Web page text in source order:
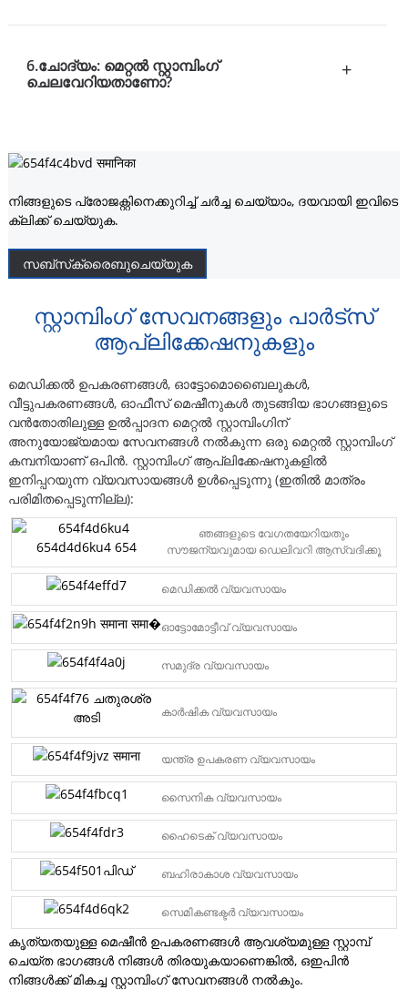
6.ചോദ്യം: മെറ്റൽ സ്റ്റാമ്പിംഗ്
ചെലവേറിയതാണോ?
+
നിങ്ങളുടെ പ്രോജക്റ്റിനെക്കുറിച്ച് ചർച്ച ചെയ്യാം, ദയവായി ഇവിടെ
ക്ലിക്ക് ചെയ്യുക.
സബ്‌സ്‌ക്രൈബുചെയ്യുക
സ്റ്റാമ്പിംഗ് സേവനങ്ങളും പാർട്സ്
ആപ്ലിക്കേഷനുകളും
മെഡിക്കൽ ഉപകരണങ്ങൾ, ഓട്ടോമൊബൈലുകൾ,
വീട്ടുപകരണങ്ങൾ, ഓഫീസ് മെഷീനുകൾ തുടങ്ങിയ ഭാഗങ്ങളുടെ
വൻതോതിലുള്ള ഉൽപ്പാദന മെറ്റൽ സ്റ്റാമ്പിംഗിന്
അനുയോജ്യമായ സേവനങ്ങൾ നൽകുന്ന ഒരു മെറ്റൽ സ്റ്റാമ്പിംഗ്
കമ്പനിയാണ് ഒപിൻ. സ്റ്റാമ്പിംഗ് ആപ്ലിക്കേഷനുകളിൽ
ഇനിപ്പറയുന്ന വ്യവസായങ്ങൾ ഉൾപ്പെടുന്നു (ഇതിൽ മാത്രം
പരിമിതപ്പെടുന്നില്ല):
ഞങ്ങളുടെ വേഗതയേറിയതും
സൗജന്യവുമായ ഡെലിവറി ആസ്വദിക്കൂ
മെഡിക്കൽ വ്യവസായം
ഓട്ടോമോട്ടീവ് വ്യവസായം
സമുദ്ര വ്യവസായം
കാർഷിക വ്യവസായം
യന്ത്ര ഉപകരണ വ്യവസായം
സൈനിക വ്യവസായം
ഹൈടെക് വ്യവസായം
ബഹിരാകാശ വ്യവസായം
സെമികണ്ടക്ടർ വ്യവസായം
കൃത്യതയുള്ള മെഷീൻ ഉപകരണങ്ങൾ ആവശ്യമുള്ള സ്റ്റാമ്പ്
ചെയ്ത ഭാഗങ്ങൾ നിങ്ങൾ തിരയുകയാണെങ്കിൽ, ഒഇപിൻ
നിങ്ങൾക്ക് മികച്ച സ്റ്റാമ്പിംഗ് സേവനങ്ങൾ നൽകും.